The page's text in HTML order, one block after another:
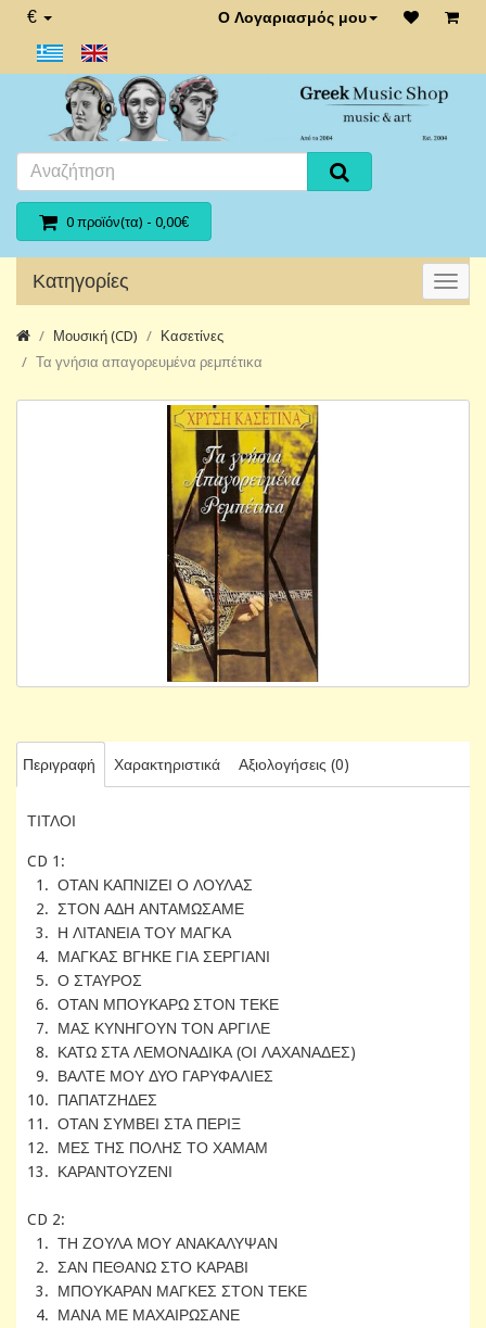
€ Ο Λογαριασμός μου
0 προϊόν(τα) - 0,00€
Κατηγορίες
Μουσική (CD)
Κασετίνες
Τα γνήσια απαγορευμένα ρεμπέτικα
Περιγραφή Χαρακτηριστικά Αξιολογήσεις (0)
ΤΙΤΛΟΙ
CD 1:
1. ΟΤΑΝ ΚΑΠΝΙΖΕΙ Ο ΛΟΥΛΑΣ
2. ΣΤΟΝ ΑΔΗ ΑΝΤΑΜΩΣΑΜΕ
3. Η ΛΙΤΑΝΕΙΑ ΤΟΥ ΜΑΓΚΑ
4. ΜΑΓΚΑΣ ΒΓΗΚΕ ΓΙΑ ΣΕΡΓΙΑΝΙ
5. Ο ΣΤΑΥΡΟΣ
6. ΟΤΑΝ ΜΠΟΥΚΑΡΩ ΣΤΟΝ ΤΕΚΕ
7. ΜΑΣ ΚΥΝΗΓΟΥΝ ΤΟΝ ΑΡΓΙΛΕ
8. ΚΑΤΩ ΣΤΑ ΛΕΜΟΝΑΔΙΚΑ (ΟΙ ΛΑΧΑΝΑΔΕΣ)
9. ΒΑΛΤΕ ΜΟΥ ΔΥΟ ΓΑΡΥΦΑΛΙΕΣ
10. ΠΑΠΑΤΖΗΔΕΣ
11. ΟΤΑΝ ΣΥΜΒΕΙ ΣΤΑ ΠΕΡΙΞ
12. ΜΕΣ ΤΗΣ ΠΟΛΗΣ ΤΟ ΧΑΜΑΜ
13. ΚΑΡΑΝΤΟΥΖΕΝΙ
CD 2:
1. ΤΗ ΖΟΥΛΑ ΜΟΥ ΑΝΑΚΑΛΥΨΑΝ
2. ΣΑΝ ΠΕΘΑΝΩ ΣΤΟ ΚΑΡΑΒΙ
3. ΜΠΟΥΚΑΡΑΝ ΜΑΓΚΕΣ ΣΤΟΝ ΤΕΚΕ
4. ΜΑΝΑ ΜΕ ΜΑΧΑΙΡΩΣΑΝΕ